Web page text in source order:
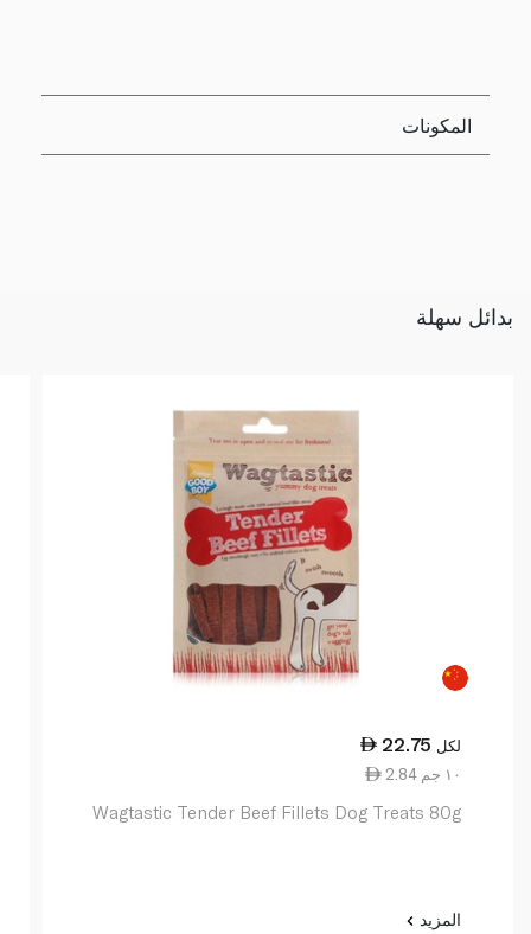
المكونات
بدائل سهلة
22.75 لكل
2.84 ١٠ جم
Wagtastic Tender Beef Fillets Dog Treats 80g
المزيد